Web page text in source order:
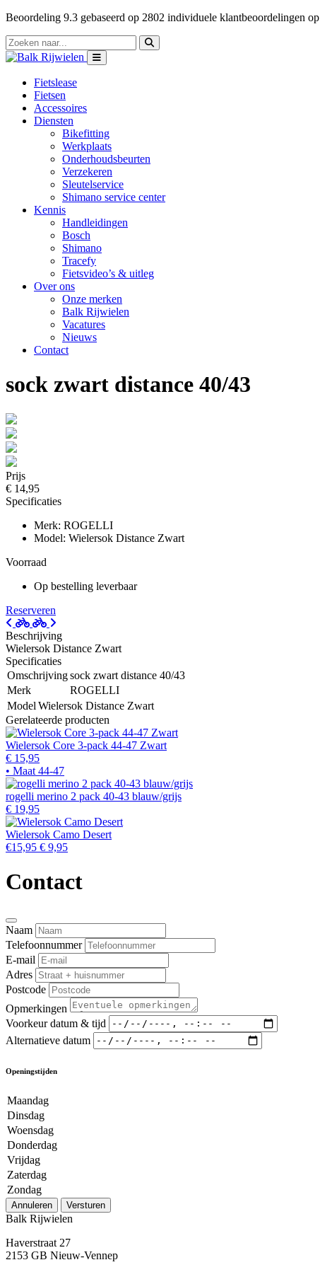
Beoordeling 9.3 gebaseerd op 2802 individuele klantbeoordelingen op
Fietslease
Fietsen
Accessoires
Diensten
Bikefitting
Werkplaats
Onderhoudsbeurten
Verzekeren
Sleutelservice
Shimano service center
Kennis
Handleidingen
Bosch
Shimano
Tracefy
Fietsvideo’s & uitleg
Over ons
Onze merken
Balk Rijwielen
Vacatures
Nieuws
Contact
sock zwart distance 40/43
Prijs
€ 14,95
Specificaties
Merk: ROGELLI
Model: Wielersok Distance Zwart
Voorraad
Op bestelling leverbaar
Reserveren
Beschrijving
Wielersok Distance Zwart
Specificaties
Omschrijvingsock zwart distance 40/43
Merk
ROGELLI
Model Wielersok Distance Zwart
Gerelateerde producten
Wielersok Core 3-pack 44-47 Zwart
€ 15,95
• Maat 44-47
rogelli merino 2 pack 40-43 blauw/grijs
€ 19,95
Wielersok Camo Desert
€15,95 € 9,95
Contact
Naam
Telefoonnummer
E-mail
Adres
Postcode
Opmerkingen
Voorkeur datum & tijd
Alternatieve datum
Openingstijden
Maandag
Dinsdag
Woensdag
Donderdag
Vrijdag
Zaterdag
Zondag
Annuleren Versturen
Balk Rijwielen
Haverstraat 27
2153 GB Nieuw-Vennep